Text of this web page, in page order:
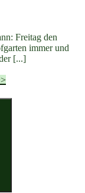
Freitag den
immer und
[...]